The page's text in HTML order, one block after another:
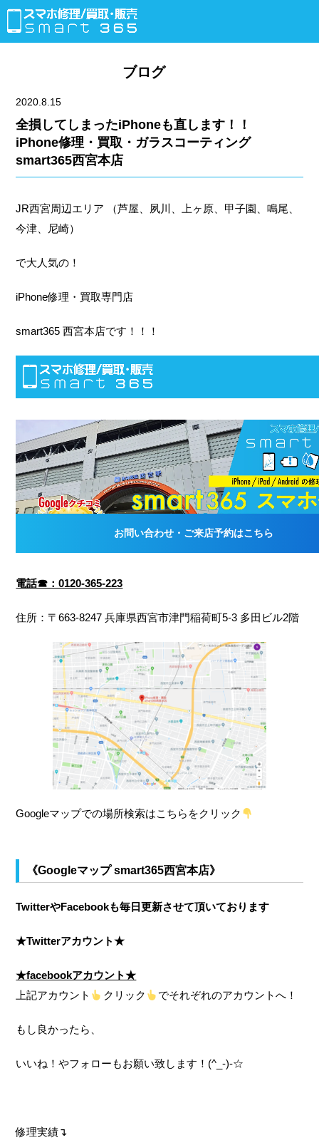
ブログ
2020.8.15
全損してしまったiPhoneも直します！！
iPhone修理・買取・ガラスコーティング
smart365西宮本店
JR西宮周辺エリア （芦屋、夙川、上ヶ原、甲子園、鳴尾、
今津、尼崎）
で大人気の！
iPhone修理・買取専門店
smart365 西宮本店です！！！
電話☎：0120-365-223
住所：〒663-8247 兵庫県西宮市津門稲荷町5-3 多田ビル2階
Googleマップでの場所検索はこちらをクリック
《Googleマップ smart365西宮本店》
TwitterやFacebookも毎日更新させて頂いております
★Twitterアカウント★
★facebookアカウント★
上記アカウント
クリック でそれぞれのアカウントへ！
もし良かったら、
いいね！やフォローもお願い致します！(^_-)-☆
修理実績↴